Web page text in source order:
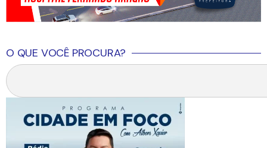
O QUE VOCÊ PROCURA?